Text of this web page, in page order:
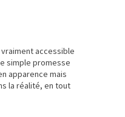
accessible
simple promesse
apparence mais
la réalité, en tout